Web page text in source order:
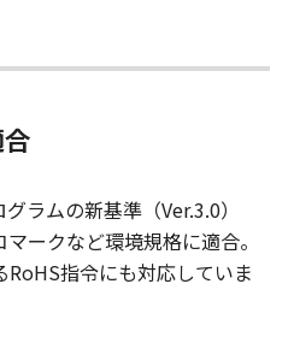
ラムの新基準（Ver.3.0）
ークなど環境規格に適合。
指令にも対応していま